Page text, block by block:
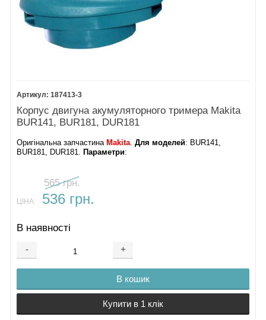
187413-3
Корпус двигуна акумуляторного тримера Makita
BUR141, BUR181, DUR181
Оригінальна запчастина Makita.Для моделей: BUR141,
BUR181, DUR181. Параметри:
565 грн.
ЦІНА: 536 грн.
В наявності
- +
В кошик
Купити в 1 клік